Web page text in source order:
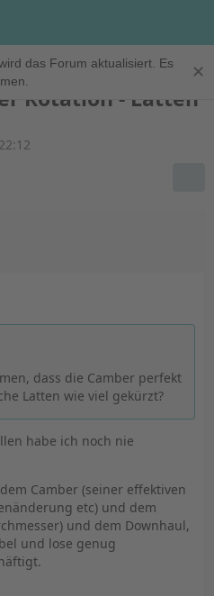
das Forum aktualisiert. Es
✕
Rotation - Latten
dass die Camber perfekt
Latten wie viel gekürzt?
habe ich noch nie
Camber (seiner effektiven
etc) und dem
und dem Downhaul,
und lose genug